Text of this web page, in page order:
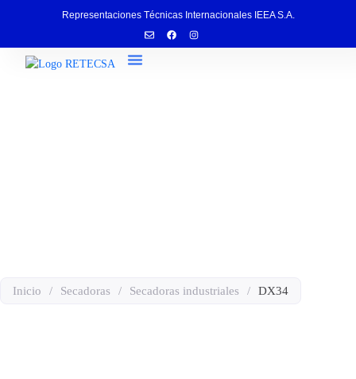
Representaciones Técnicas Internacionales IEEA S.A.
Inicio / Secadoras / Secadoras industriales / DX34